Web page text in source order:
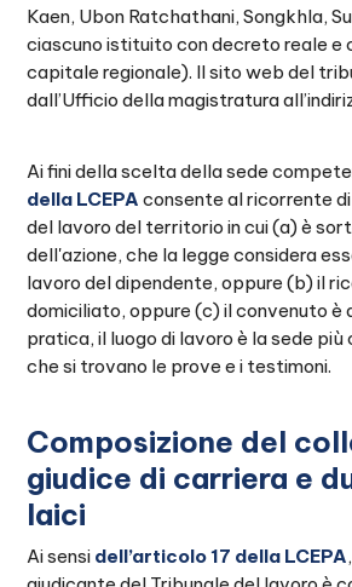
Kaen, Ubon Ratchathani, Songkhla,
ciascuno istituito con decreto reale e
capitale regionale). Il sito web del
dall’Ufficio della magistratura
Ai fini della scelta della sede
della LCEPA consente al ricorrente
del lavoro del territorio in cui (a) è
dell'azione, che la legge considera
lavoro del dipendente, oppure (b) il
domiciliato, oppure (c) il convenuto è
pratica, il luogo di lavoro è la sede più
che si trovano le prove e i testimoni.
Composizione del
giudice di carriera e
laici
Ai sensi dell’articolo 17 della LCEPA